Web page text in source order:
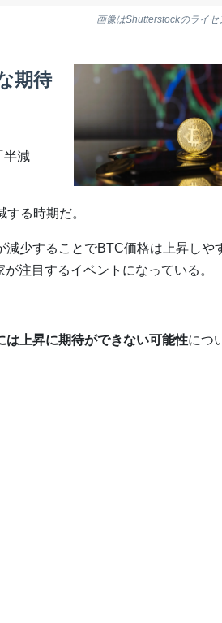
画像はShutterstockのライ
期待
半減
る時期だ。
少することでBTC価格は上昇しや
注目するイベントになっている。
は上昇に期待ができない可能性につ